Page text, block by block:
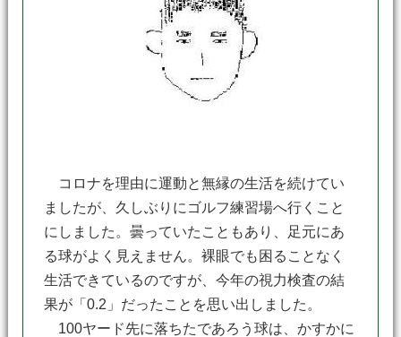
コロナを理由に運動と無縁の生活を続けてい
ましたが、久しぶりにゴルフ練習場へ行くこと
にしました。曇っていたこともあり、足元にあ
る球がよく見えません。裸眼でも困ることなく
生活できているのですが、今年の視力検査の結
果が「0.2」だったことを思い出しました。
100ヤード先に落ちたであろう球は、かすかに